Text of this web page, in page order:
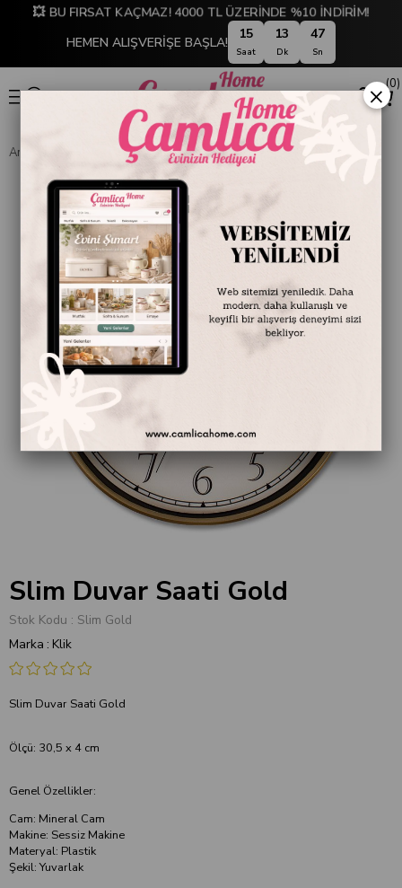
💥 BU FIRSAT KAÇMAZ! 4000 TL ÜZERİNDE %10 İNDİRİM!
HEMEN ALIŞVERİŞE BAŞLA!
15
Saat
13
Dk
47
Sn
0
Anasayfa DEKORASYON Saat Slim Duvar Saati Gold
Slim Duvar Saati Gold
Stok Kodu
Slim Gold
Marka : Klik
Slim Duvar Saati Gold
Ölçü: 30,5 x 4 cm
Genel Özellikler:
Cam: Mineral Cam
Makine: Sessiz Makine
Materyal: Plastik
Şekil: Yuvarlak
×